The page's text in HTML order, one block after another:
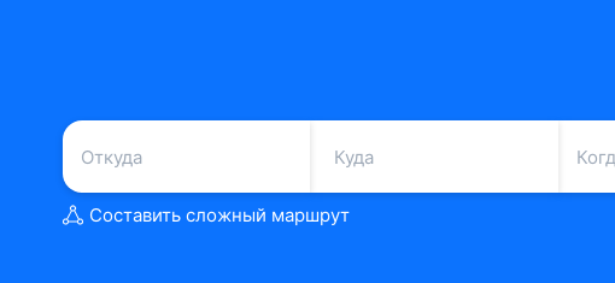
Составить сложный маршрут